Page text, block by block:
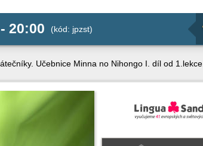
20:00 (kód: jpzst)
Učebnice Minna no Nihongo I. díl od 1.lekce.